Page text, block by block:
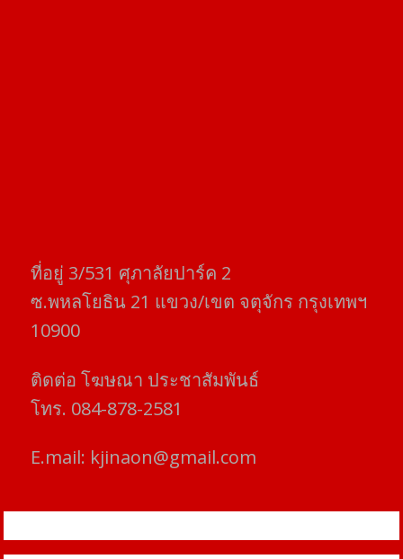
ที่อยู่​ 3/531​ ศุภาลัยปาร์ค​ 2
ซ.พหลโยธิน​ 21​ แขวง/เขต​ จตุจักร​ กรุงเทพฯ
10900
ติดต่อ​ โฆษณา​ ประชาสัมพันธ์
โทร​. 084-878-2581
E.mail: kjinaon@gmail.com